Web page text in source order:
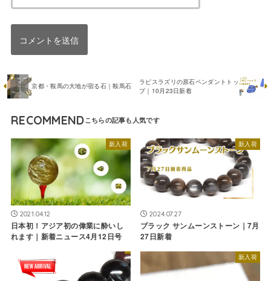
京都・鞍馬の大地が宿る石｜鞍馬石
ラピスラズリの原石ペンダントトッ
プ｜10月23日新着
RECOMMEND
新入荷
2021.04.12
日本初！アジア初の偉業に酔いし
れます｜新着ニュース4月12日号
新入荷
2024.07.27
ブラック サンムーンストーン｜7月
27日新着
新入荷